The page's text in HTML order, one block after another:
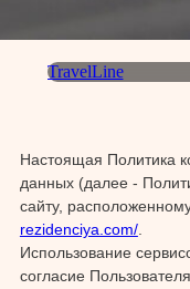
TravelLine
Настоящая Политика
данных (далее -
сайту,
rezidenciya.com/.
Использование
согласие